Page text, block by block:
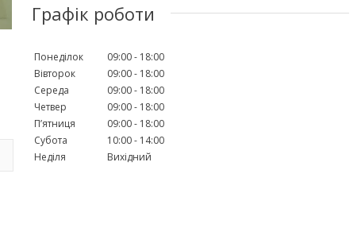
Графік роботи
Понеділок 09:00
18:00
Вівторок
09:00
18:00
Середа
09:00
18:00
Четвер
09:00
18:00
Пʼятниця
09:00
18:00
Субота
10:00
14:00
Неділя
Вихідний